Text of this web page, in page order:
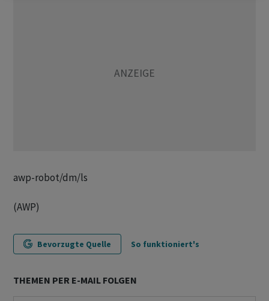
awp-robot/dm/ls
(AWP)
Bevorzugte Quelle So funktioniert's
THEMEN PER E-MAIL FOLGEN